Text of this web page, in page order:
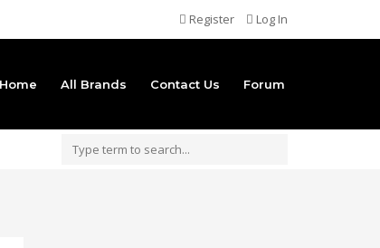
Register Log In
Home All Brands Contact Us Forum